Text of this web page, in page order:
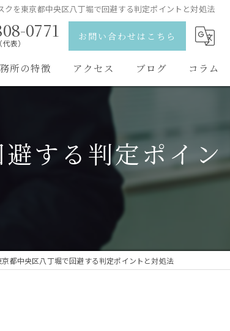
クを東京都中央区八丁堀で回避する判定ポイントと対処法
0771
（代表）
お問い合わせはこちら
所の特徴
件
アクセス
弁護士紹介
ブログ コラム
する判定ポイン
都中央区八丁堀で回避する判定ポイントと対処法